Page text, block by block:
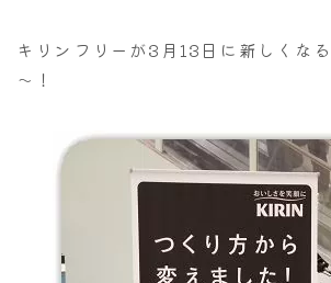
キリンフリーが3月13日に新しくな
～！